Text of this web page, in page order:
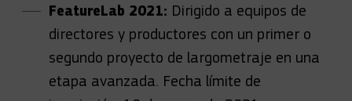
FeatureLab 2021: Dirigido a equipos de
directores y productores con un primer o
segundo proyecto de largometraje en una
etapa avanzada. Fecha límite de